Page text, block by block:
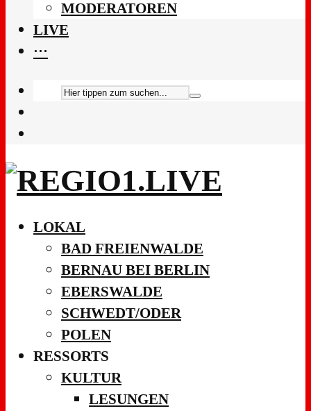
MODERATOREN
LIVE
···
LOKAL
BAD FREIENWALDE
BERNAU BEI BERLIN
EBERSWALDE
SCHWEDT/ODER
POLEN
RESSORTS
KULTUR
LESUNGEN